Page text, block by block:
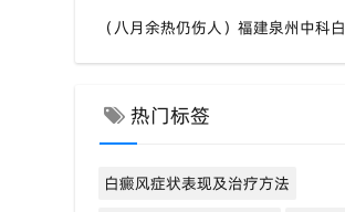
热门标签
白癜风症状表现及治疗方法